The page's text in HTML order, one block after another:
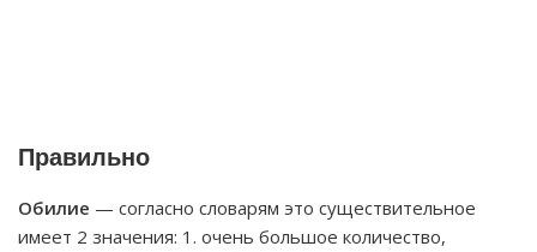
Правильно
Обилие — согласно словарям это существительное
имеет 2 значения: 1. очень большое количество,